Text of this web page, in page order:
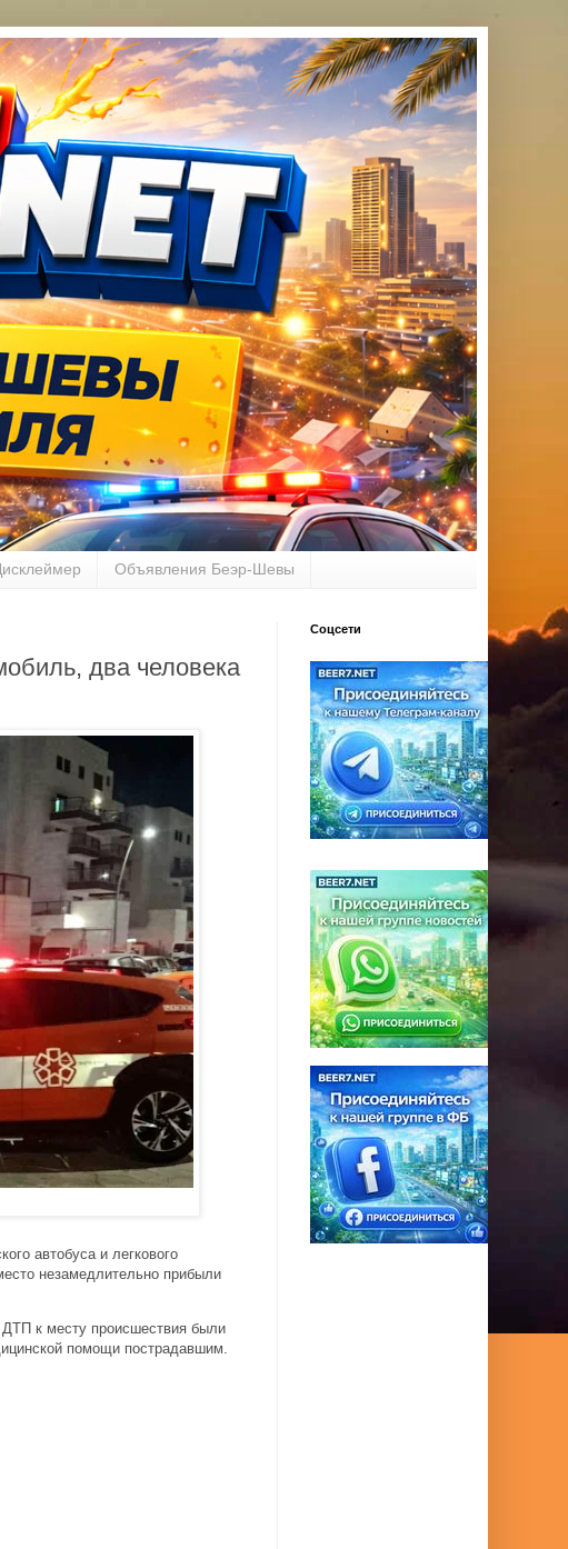
Объявления Беэр-Шевы
два человека
автобуса и легкового
незамедлительно прибыли
к месту происшествия были
помощи пострадавшим.
Соцсети